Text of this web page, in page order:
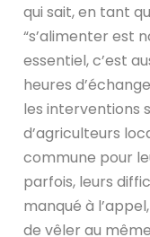
qui sait, en tant
“s’alimenter est
essentiel, c’est
heures
les interventions
d’agriculteurs
commune pour
parfois, leurs
manqué à
de vêler au